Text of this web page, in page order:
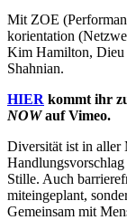
Mit ZOE
korientation
Kim Hamilton, Dieu
Shahnian.
HIER kommt ihr
NOWauf Vimeo.
Diversität ist in aller
Stille. Auch
miteingeplant,
Gemeinsam mit